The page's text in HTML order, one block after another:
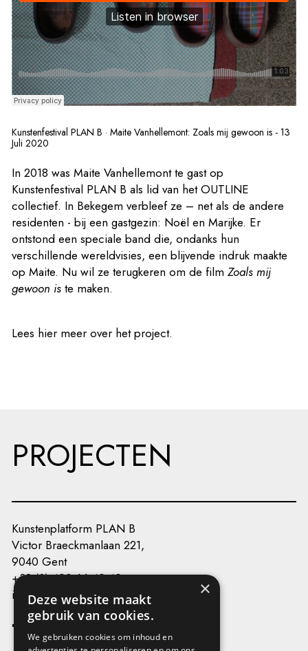
Kunstenfestival PLAN B · Maite Vanhellemont: Zoals mij gewoon is - 13
Juli 2020
In 2018 was Maite Vanhellemont te gast op
Kunstenfestival PLAN B als lid van het OUTLINE
collectief. In Bekegem verbleef ze – net als de andere
residenten - bij een gastgezin: Noël en Marijke. Er
ontstond een speciale band die, ondanks hun
verschillende wereldvisies, een blijvende indruk maakte
op Maite. Nu wil ze terugkeren om de film Zoals mij
gewoon is te maken.
Lees hier meer over het project.
PROJECTEN
Kunstenplatform PLAN B
Victor Braeckmanlaan 221,
9040 Gent
+32 (0) 493 66 49 49
info@kunstenplatformplanb.be
×
Deze website maakt
gebruik van cookies.
We gebruiken cookies om inhoud en